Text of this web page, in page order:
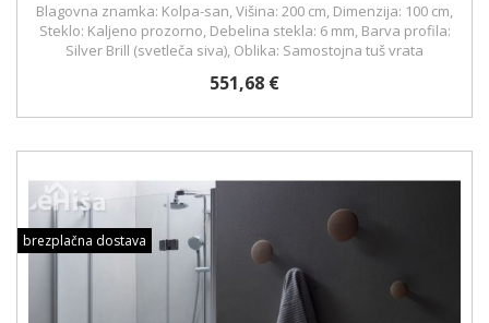
Blagovna znamka: Kolpa-san, Višina: 200 cm, Dimenzija: 100 cm,
Steklo: Kaljeno prozorno, Debelina stekla: 6 mm, Barva profila:
Silver Brill (svetleča siva), Oblika: Samostojna tuš vrata
551,68 €
brezplačna dostava